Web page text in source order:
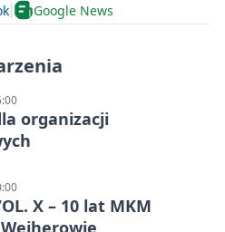
Google News
organizacji
X – 10 lat MKM